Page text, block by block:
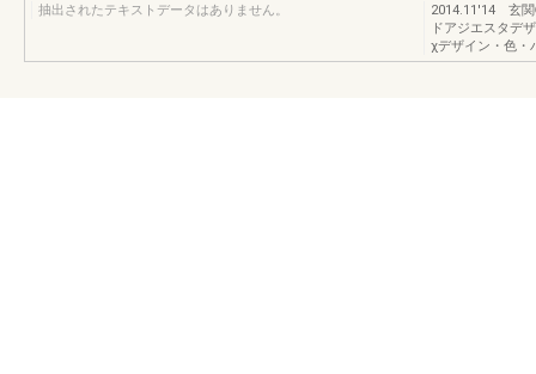
抽出されたテキストデータはありません。
2014.11'14 玄
ドアジエスタデ
χデザイン・色・